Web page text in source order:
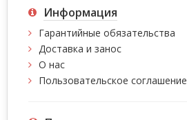
Информация
Гарантийные обязательства
Доставка и занос
О нас
Пользовательское соглашение